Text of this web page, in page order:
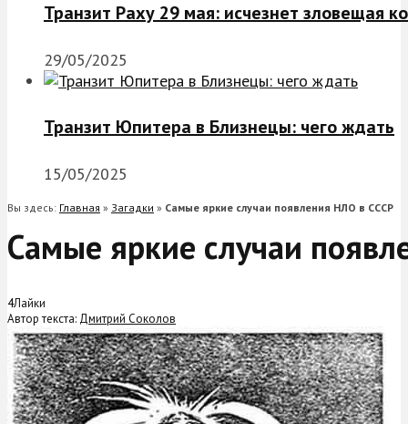
Транзит Раху 29 мая: исчезнет зловещая
29/05/2025
Транзит Юпитера в Близнецы: чего ждать
15/05/2025
Вы здесь: Главная » Загадки » Самые яркие случаи появления НЛО в СССР
Самые яркие случаи
4Лайки
Автор текста: Дмитрий Соколов